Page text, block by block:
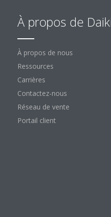
À propos de
À propos de nous
Ressources
Carrières
Contactez-nous
Réseau de vente
Portail client